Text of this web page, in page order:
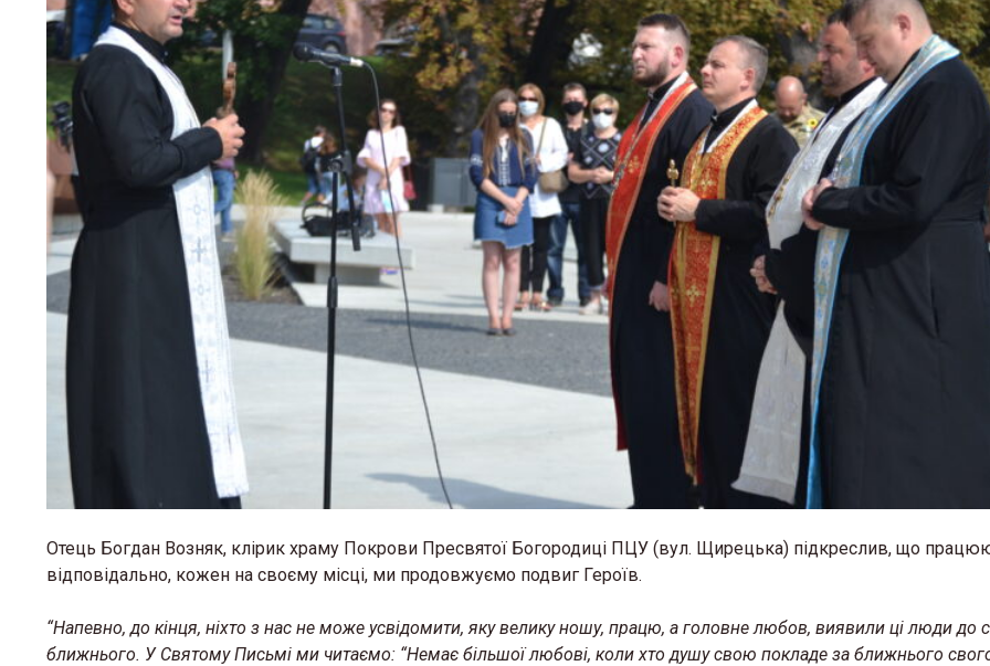
Отець Богдан Возняк, клірик храму Покрови Пресвятої Богородиці ПЦУ (вул. Щирецька) підкреслив, що
відповідально, кожен на своєму місці, ми продовжуємо подвиг Героїв.
“Напевно, до кінця, ніхто з нас не може усвідомити, яку велику ношу, працю, а головне любов, виявили ці люди до
ближнього. У Святому Письмі ми читаємо: “Немає більшої любові, коли хто душу свою покладе за ближнього